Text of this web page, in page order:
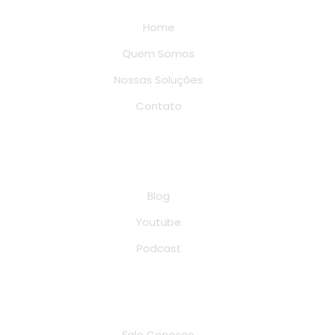
Home
Quem Somos
Nossas Soluções
Contato
Blog
Youtube
Podcast